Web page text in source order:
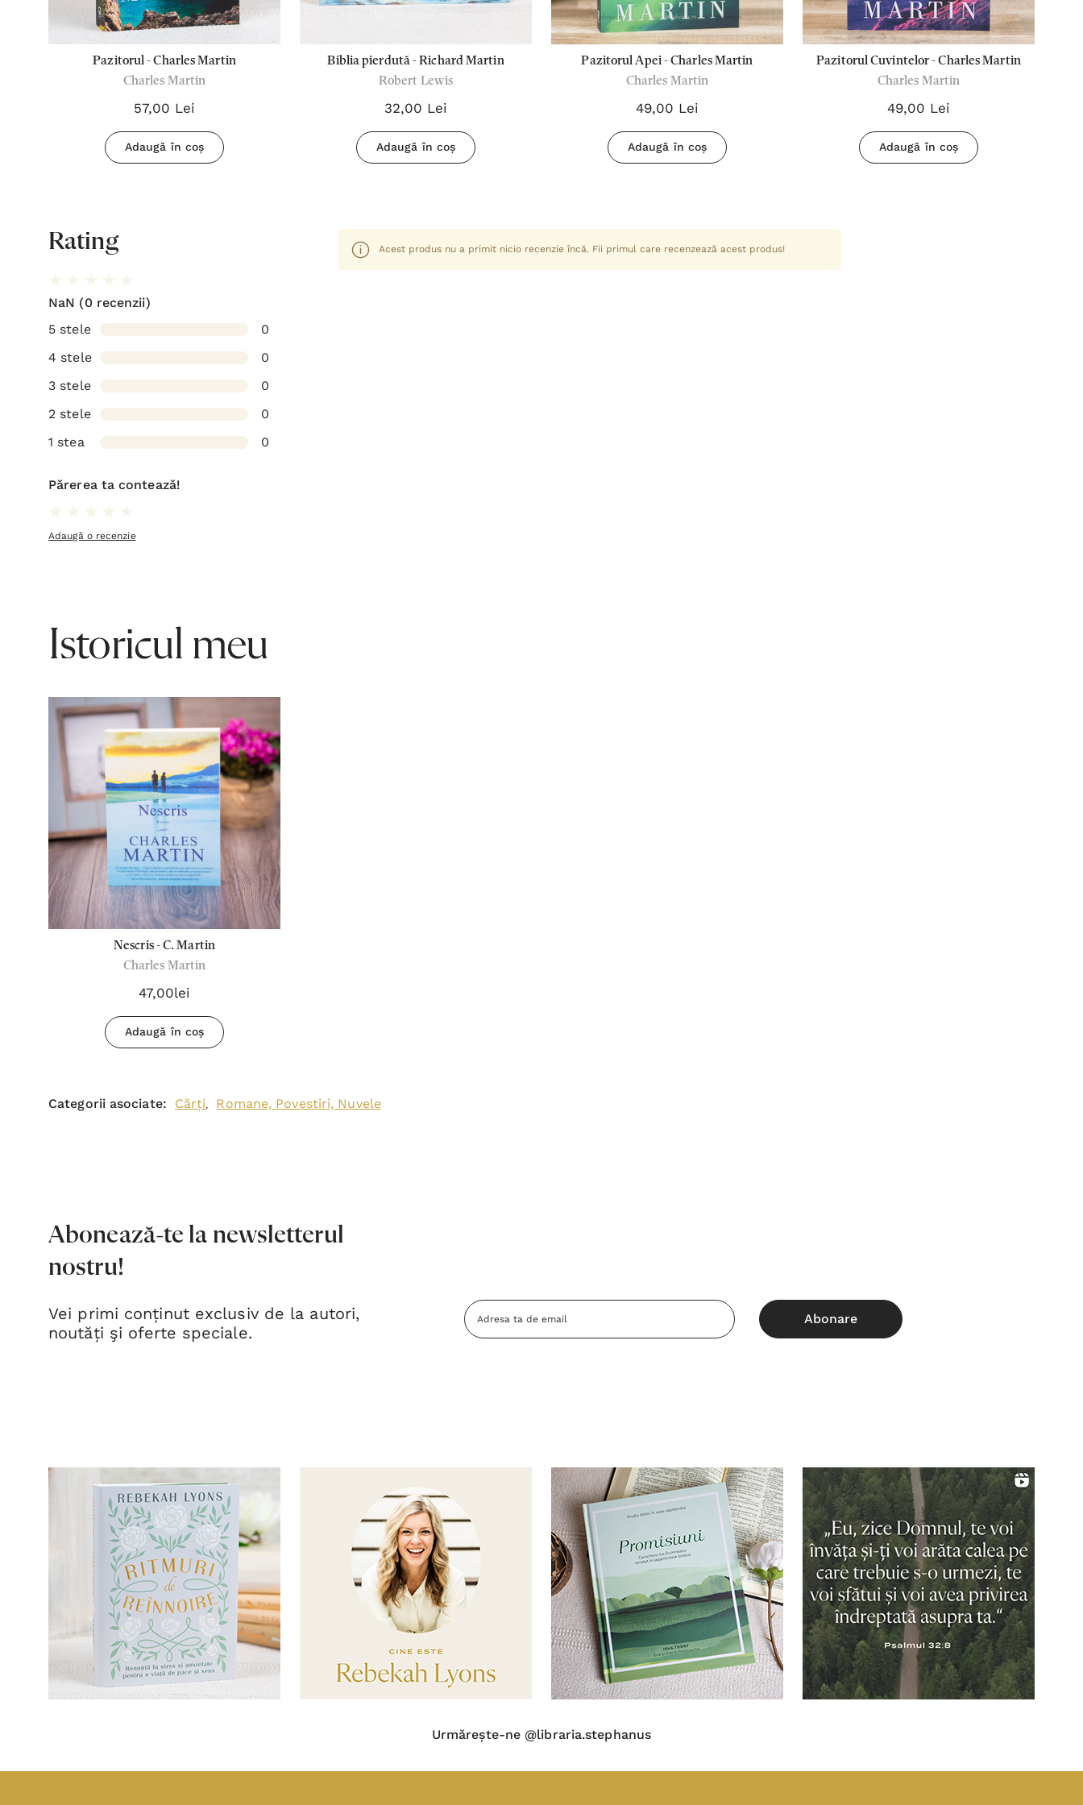
Pazitorul - Charles Martin
Charles Martin
57,00 Lei
Adaugă în coș
Biblia pierdută - Richard Martin
Robert Lewis
32,00 Lei
Adaugă în coș
Pazitorul Apei - Charles Martin
Charles Martin
49,00 Lei
Adaugă în coș
Pazitorul Cuvintelor - Charles Martin
Charles Martin
49,00 Lei
Adaugă în coș
Rating
NaN (0 recenzii)
5 stele
0
4 stele
0
3 stele
0
2 stele
0
1 stea
0
Părerea ta contează!
Adaugă o recenzie
Acest produs nu a primit nicio recenzie încă. Fii primul care recenzează acest produs!
Istoricul meu
Nescris - C. Martin
Charles Martin
47,00lei
Adaugă în coș
Categorii asociate: Cărți, Romane, Povestiri, Nuvele
Abonează-te la newsletterul
nostru!
Vei primi conținut exclusiv de la autori,
noutăți şi oferte speciale.
Adresa
Email
Urmărește-ne @libraria.stephanus